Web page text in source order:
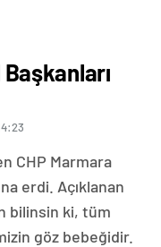
CHP Marmara
erdi. Açıklanan
bilinsin ki, tüm
göz bebeğidir.